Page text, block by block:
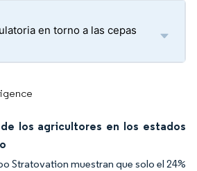
en torno a las cepas
los agricultores en los estados
Stratovation muestran que solo el 24%